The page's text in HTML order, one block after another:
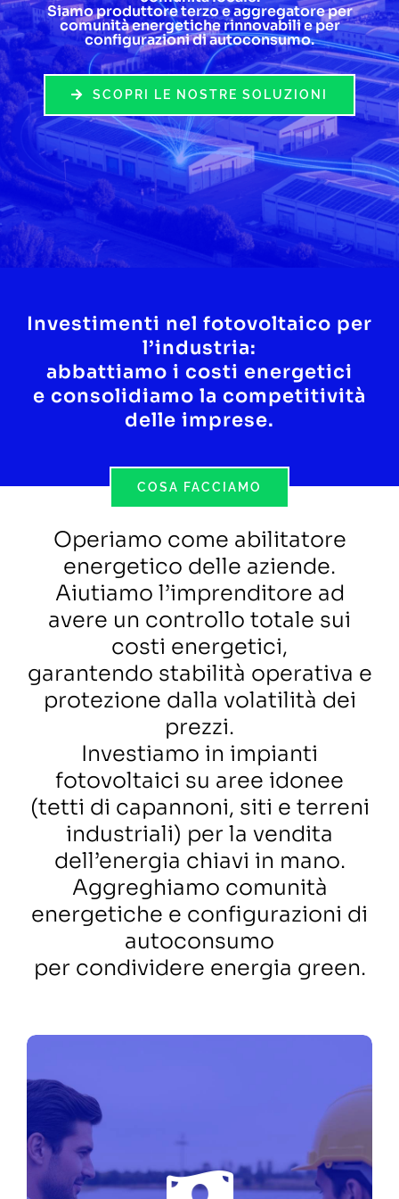
Lavora con noi
Contatti
Siamo produttore terzo e aggregatore per
comunità energetiche rinnovabili e per
configurazioni di autoconsumo.
SCOPRI LE NOSTRE SOLUZIONI
Investimenti nel fotovoltaico per
l’industria:
abbattiamo i costi energetici
e consolidiamo la competitività
delle imprese.
COSA FACCIAMO
Operiamo come abilitatore
energetico delle aziende.
Aiutiamo l’imprenditore ad
avere un controllo totale sui
costi energetici,
garantendo stabilità operativa e
protezione dalla volatilità dei
prezzi.
Investiamo in impianti
fotovoltaici su aree idonee
(tetti di capannoni, siti e terreni
industriali) per la vendita
dell’energia chiavi in mano.
Aggreghiamo comunità
energetiche e configurazioni di
autoconsumo
per condividere energia green.
UN TEAM DI PROFESSIONISTI
DIETRO LA TECNOLOGIA, UNA
PIATTAFORMA SOLIDA, UN
OBIETTIVO CONDIVISO.
Siamo una piattaforma di
investimento al 100% del
FIEE